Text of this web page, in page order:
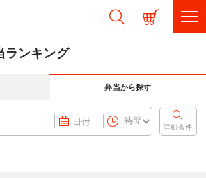
ランキング
弁当から探す
日付
詳細条件